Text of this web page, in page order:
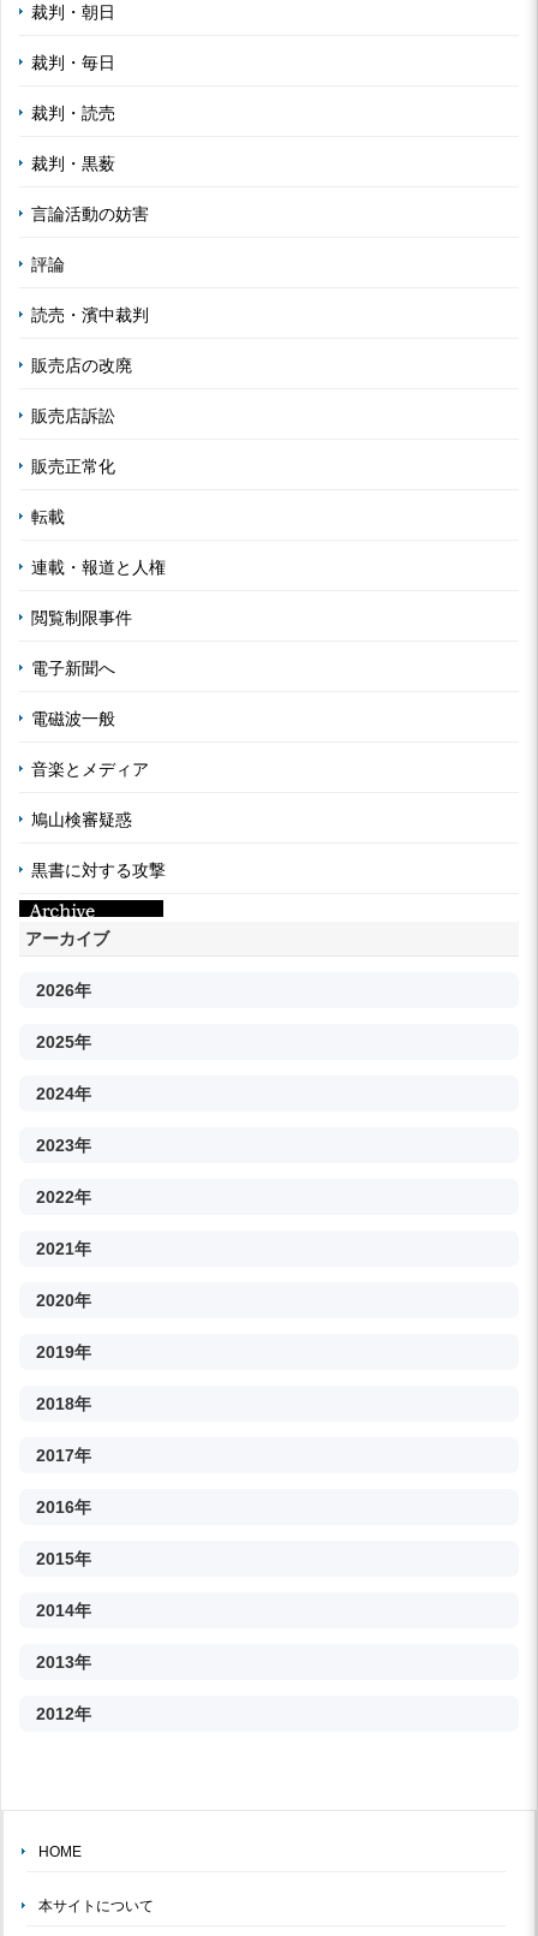
裁判・朝日
裁判・毎日
裁判・読売
裁判・黒薮
言論活動の妨害
評論
読売・濱中裁判
販売店の改廃
販売店訴訟
販売正常化
転載
連載・報道と人権
閲覧制限事件
電子新聞へ
電磁波一般
音楽とメディア
鳩山検審疑惑
黒書に対する攻撃
アーカイブ
2026年
2025年
2024年
2023年
2022年
2021年
2020年
2019年
2018年
2017年
2016年
2015年
2014年
2013年
2012年
HOME
本サイトについて